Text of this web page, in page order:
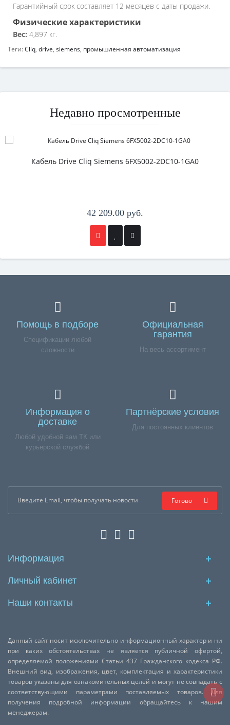
Гарантийный срок составляет 12 месяцев с даты продажи.
Физические характеристики
Вес: 4,897 кг.
Теги:Cliq, drive, siemens, промышленная автоматизация
Недавно просмотренные
Кабель Drive Cliq Siemens 6FX5002-2DC10-1GA0
42 209.00 руб.
Помощь в подборе
Спецификации любой
сложности
Официальная
гарантия
На весь ассортимент
Информация о
доставке
Любой удобной вам ТК или
курьерской службой
Партнёрские условия
Для постоянных клиентов
Готово
Информация
Личный кабинет
Наши контакты
Данный сайт носит исключительно информационный характер и ни
при каких обстоятельствах не является публичной офертой,
определяемой положениями Статьи 437 Гражданского кодекса РФ.
Внешний вид, изображения, цвет, комплектация и характеристики
товаров указаны для ознакомительных целей и могут не совпадать с
соответствующими параметрами поставляемых товаров. Для
получения подробной информации обращайтесь к нашим
менеджерам.